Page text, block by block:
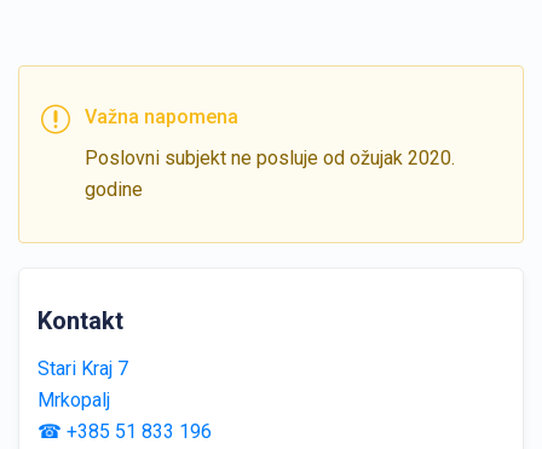
Važna napomena
Poslovni subjekt ne posluje od ožujak 2020.
godine
Kontakt
Stari Kraj 7
Mrkopalj
☎ +385 51 833 196